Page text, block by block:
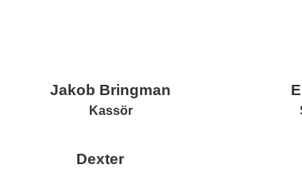
Jakob Bringman
Kassör
Dexter